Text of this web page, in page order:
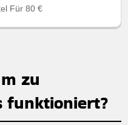
Für 80 €
zu
funktioniert?